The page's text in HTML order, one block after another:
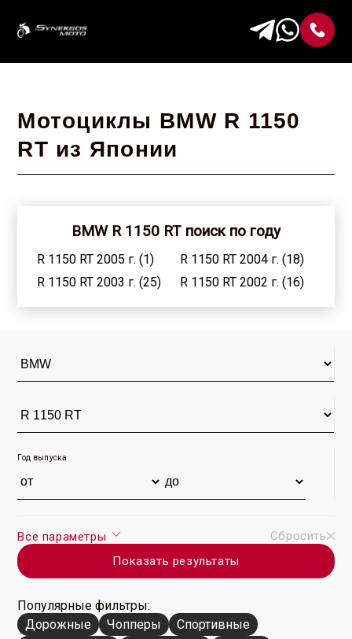
Мотоциклы BMW R 1150
RT из Японии
BMW R 1150 RT поиск по году
R 1150 RT 2005 г. (1)
R 1150 RT 2004 г. (18)
R 1150 RT 2003 г. (25)
R 1150 RT 2002 г. (16)
R 1150 RT 2001 г. (20)
R 1150 RT 1997 г. (1)
Год выпуска
Все параметры
Сбросить
Показать результаты
Популярные фильтры:
Дорожные
Чопперы
Спортивные